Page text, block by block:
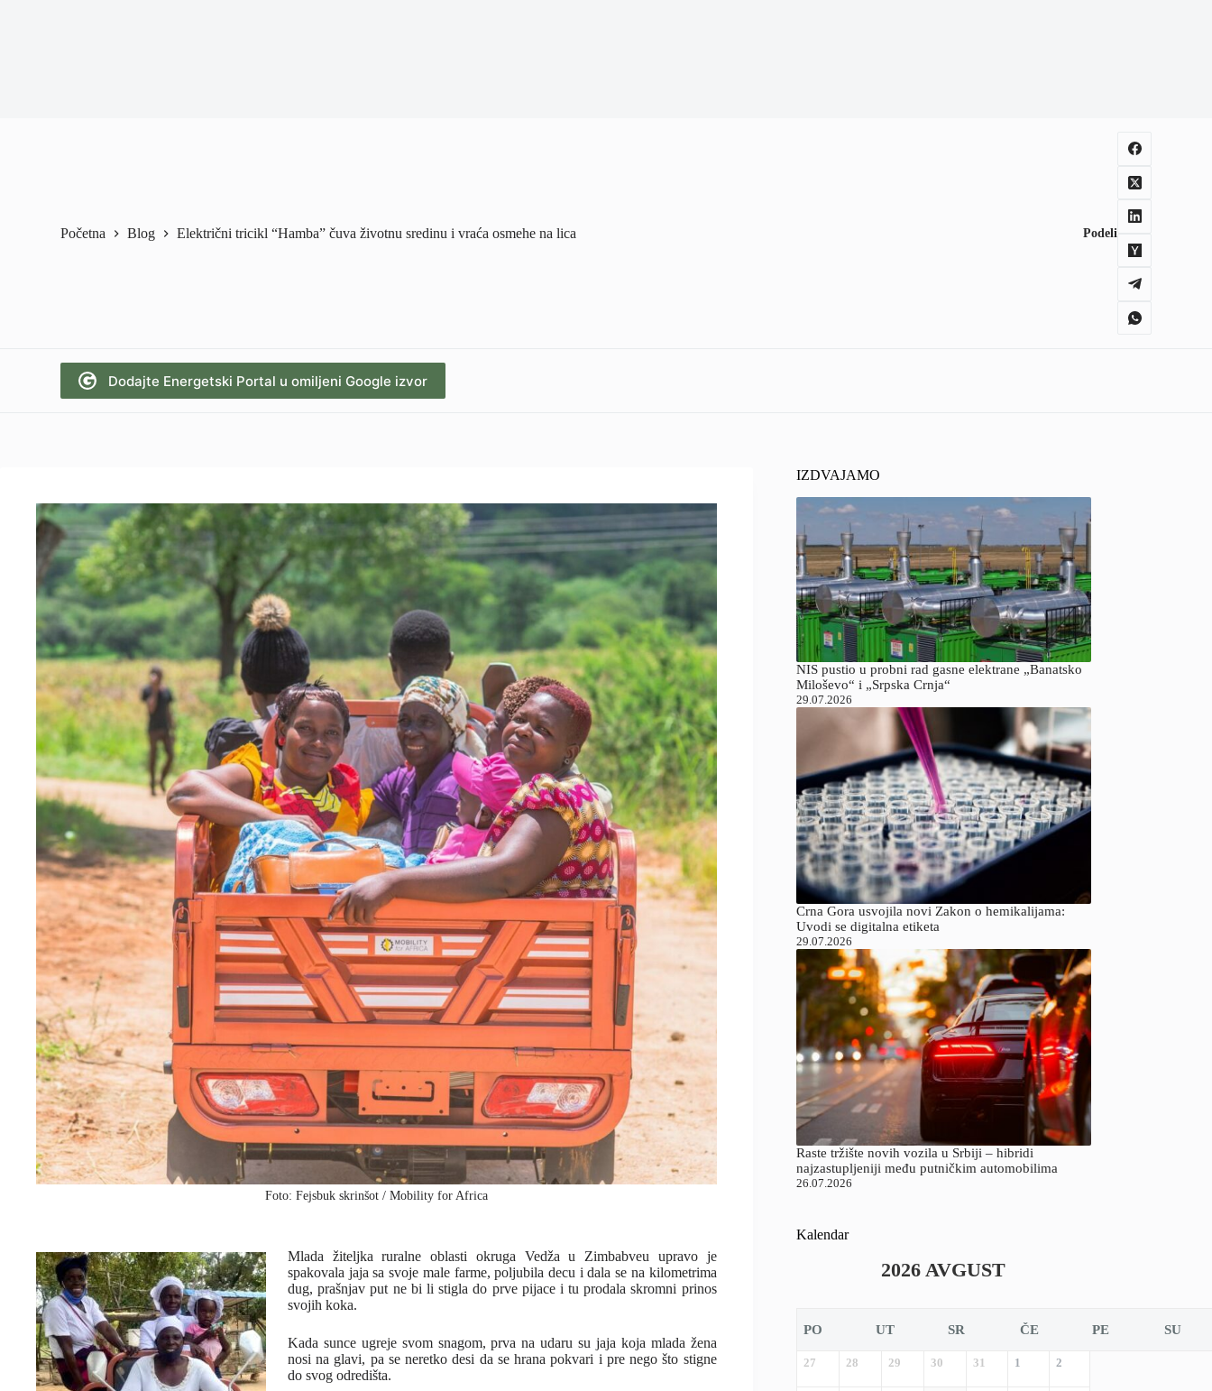
Početna Blog Električni tricikl “Hamba” čuva životnu sredinu i vraća osmehe na lica Podeli
Dodajte Energetski Portal u omiljeni Google izvor
Foto: Fejsbuk skrinšot / Mobility for Africa
Mlada žiteljka ruralne oblasti okruga Vedža u Zimbabveu upravo je
spakovala jaja sa svoje male farme, poljubila decu i dala se na kilometrima
dug, prašnjav put ne bi li stigla do prve pijace i tu prodala skromni prinos
svojih koka.
Kada sunce ugreje svom snagom, prva na udaru su jaja koja mlada žena
nosi na glavi, pa se neretko desi da se hrana pokvari i pre nego što stigne
do svog odredišta.
IZDVAJAMO
NIS pustio u probni rad gasne elektrane „Banatsko
Miloševo“ i „Srpska Crnja“
29.07.2026
Crna Gora usvojila novi Zakon o hemikalijama:
Uvodi se digitalna etiketa
29.07.2026
Raste tržište novih vozila u Srbiji – hibridi
najzastupljeniji među putničkim automobilima
26.07.2026
Kalendar
2026 AVGUST
PO UT SR ČE PE SU
27 28 29 30 31 1 2